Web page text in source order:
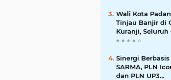
Banjir Susulan
Wali Kota
Tinjau Banjir di
Kuranji, Seluruh
Disiagakan dan
Dipercepat
Sinergi Berbasis
SARMA, PLN
dan PLN UP3